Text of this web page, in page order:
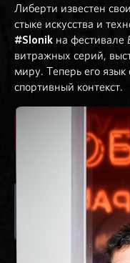
Либерти известен
стыке искусства и
#Slonik на фестивале
витражных серий,
миру. Теперь его
спортивный контекст.